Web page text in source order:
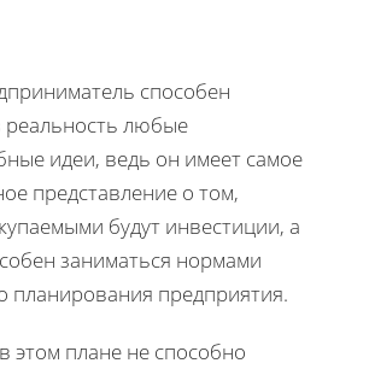
способен
реальность любые
идеи, ведь он имеет самое
представление о том,
будут инвестиции, а
заниматься нормами
планирования предприятия.
этом плане не способно